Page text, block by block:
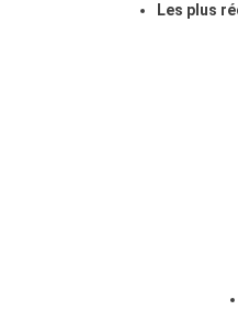
Les plus